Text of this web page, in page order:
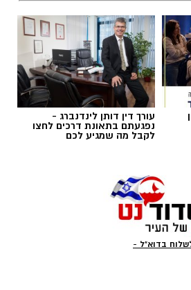
של הקבוצה "אשדוד נט"
אשדוד נט לחצו כאן
אשדוד)
את הפעילות בחודש
וגביע ווינר, גם הקבוצות
בשבוע הבא, אחת מהן היא
עורך דין דותן לינדנברג -
נפגעתם בתאונת דרכים לחצו
לקבל מה שמגיע לכם
בדוא"ל -